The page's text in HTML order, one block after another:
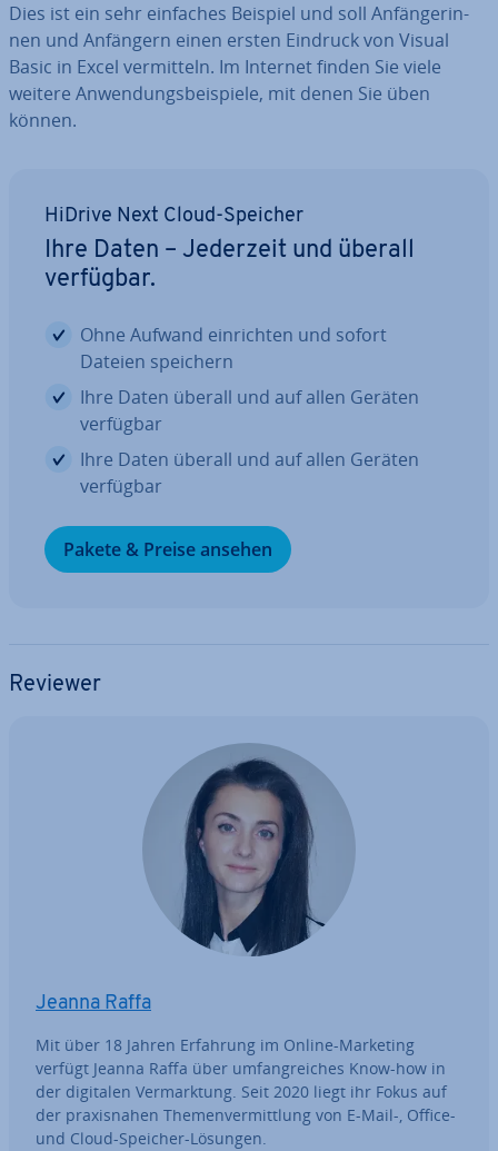
Dies ist ein sehr einfaches Beispiel und soll An­fän­ge­rin­
nen und Anfängern einen ersten Eindruck von Visual
Basic in Excel ver­mit­teln. Im Internet finden Sie viele
weitere An­wen­dungs­bei­spie­le, mit denen Sie üben
können.
HiDrive Next Cloud-Speicher
Ihre Daten – Jederzeit und überall
verfügbar.
Ohne Aufwand ein­rich­ten und sofort
Dateien speichern
Ihre Daten überall und auf allen Geräten
verfügbar
Ihre Daten überall und auf allen Geräten
verfügbar
Pakete & Preise ansehen
Reviewer
Jeanna Raffa
Mit über 18 Jahren Erfahrung im Online-Marketing
verfügt Jeanna Raffa über um­fang­rei­ches Know-how in
der digitalen Ver­mark­tung. Seit 2020 liegt ihr Fokus auf
der pra­xis­na­hen The­men­ver­mitt­lung von E-Mail-, Office-
und Cloud-Speicher-Lösungen.